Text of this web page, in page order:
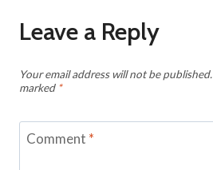
Leave a Reply
Your email address will not be published.
marked *
Comment *